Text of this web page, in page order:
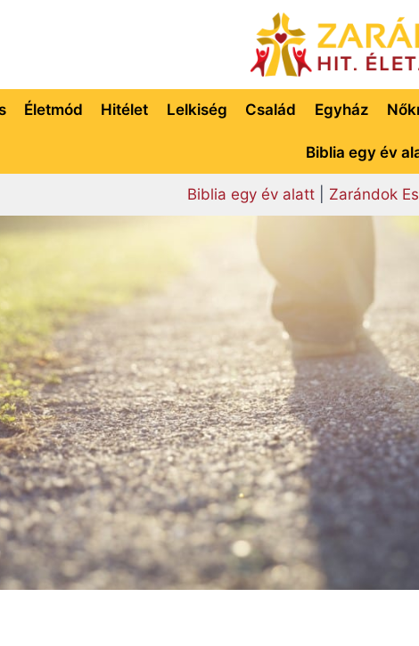
Életmód Hitélet Lelkiség Család Egyház
Biblia egy év
Biblia egy év alatt| Zarándok